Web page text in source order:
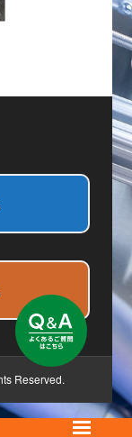
Reserved.